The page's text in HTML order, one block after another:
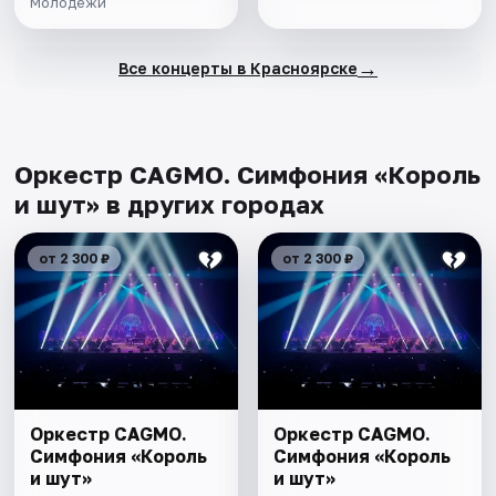
Все концерты в Красноярске →
Оркестр CAGMO. Симфония «Король
и шут» в других городах
от 2 300 ₽
Оркестр CAGMO.
Симфония «Король
и шут»
от 2 300 ₽
Оркестр CAGMO.
Симфония «Король
и шут»